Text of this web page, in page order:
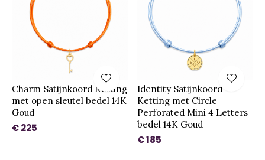
Charm Satijnkoord Ketting
met open sleutel bedel 14K
Goud
€ 225
Identity Satijnkoord
Ketting met Circle
Perforated Mini 4 Letters
bedel 14K Goud
€ 185